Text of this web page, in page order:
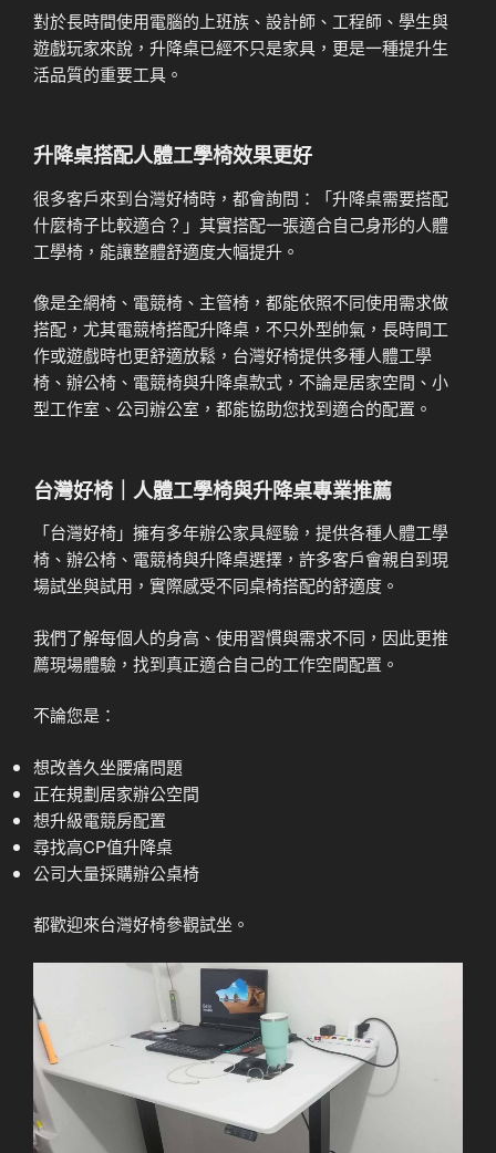
對於長時間使用電腦的上班族、設計師、工程師、學生與
遊戲玩家來說，升降桌已經不只是家具，更是一種提升生
活品質的重要工具。
升降桌搭配人體工學椅效果更好
很多客戶來到台灣好椅時，都會詢問：「升降桌需要搭配
什麼椅子比較適合？」其實搭配一張適合自己身形的人體
工學椅，能讓整體舒適度大幅提升。
像是全網椅、電競椅、主管椅，都能依照不同使用需求做
搭配，尤其電競椅搭配升降桌，不只外型帥氣，長時間工
作或遊戲時也更舒適放鬆，台灣好椅提供多種人體工學
椅、辦公椅、電競椅與升降桌款式，不論是居家空間、小
型工作室、公司辦公室，都能協助您找到適合的配置。
台灣好椅｜人體工學椅與升降桌專業推薦
「台灣好椅」擁有多年辦公家具經驗，提供各種人體工學
椅、辦公椅、電競椅與升降桌選擇，許多客戶會親自到現
場試坐與試用，實際感受不同桌椅搭配的舒適度。
我們了解每個人的身高、使用習慣與需求不同，因此更推
薦現場體驗，找到真正適合自己的工作空間配置。
不論您是：
想改善久坐腰痛問題
正在規劃居家辦公空間
想升級電競房配置
尋找高CP值升降桌
公司大量採購辦公桌椅
都歡迎來台灣好椅參觀試坐。